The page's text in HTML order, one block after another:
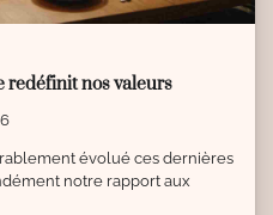
redéfinit nos valeurs
évolué ces dernières
notre rapport aux